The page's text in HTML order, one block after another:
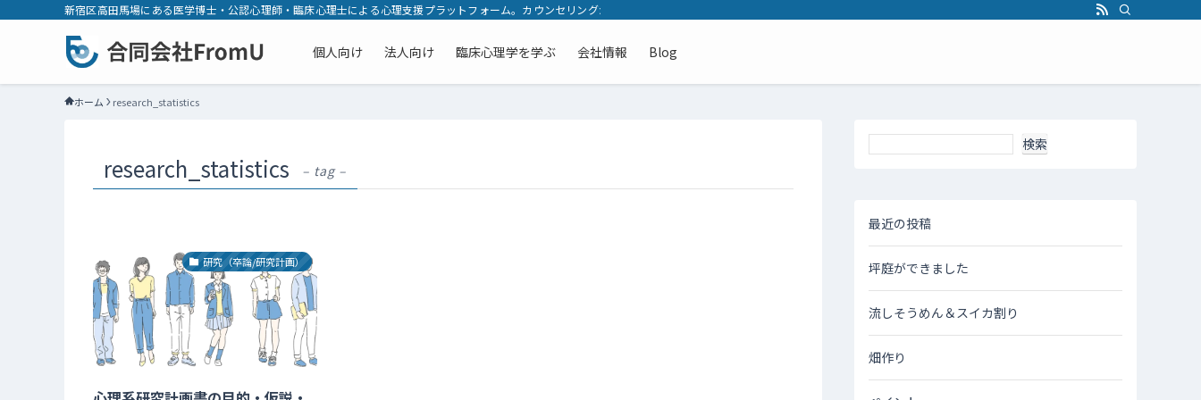
新宿区高田馬場にある医学博士・公認心理師・臨床心理士による心理支援プラットフォーム。カウンセリングから発達検査の悩みまで、メンタルヘルス支援、SV、研修を提供します。
個人向け 法人向け 臨床心理学を学ぶ 会社情報 Blog
ホーム research_statistics
research_statistics – tag –
研究（卒論/研究計画）
検索
最近の投稿
坪庭ができました
流しそうめん＆スイカ割り
畑作り